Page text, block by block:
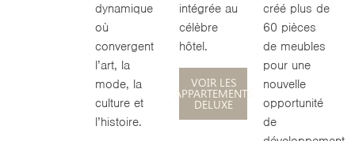
dynamique
où
convergent
l’art, la
mode, la
culture et
l’histoire.
intégrée au
célèbre
hôtel.
VOIR LES
APPARTEMENTS
DELUXE
créé plus de
60 pièces
de meubles
pour une
nouvelle
opportunité
de